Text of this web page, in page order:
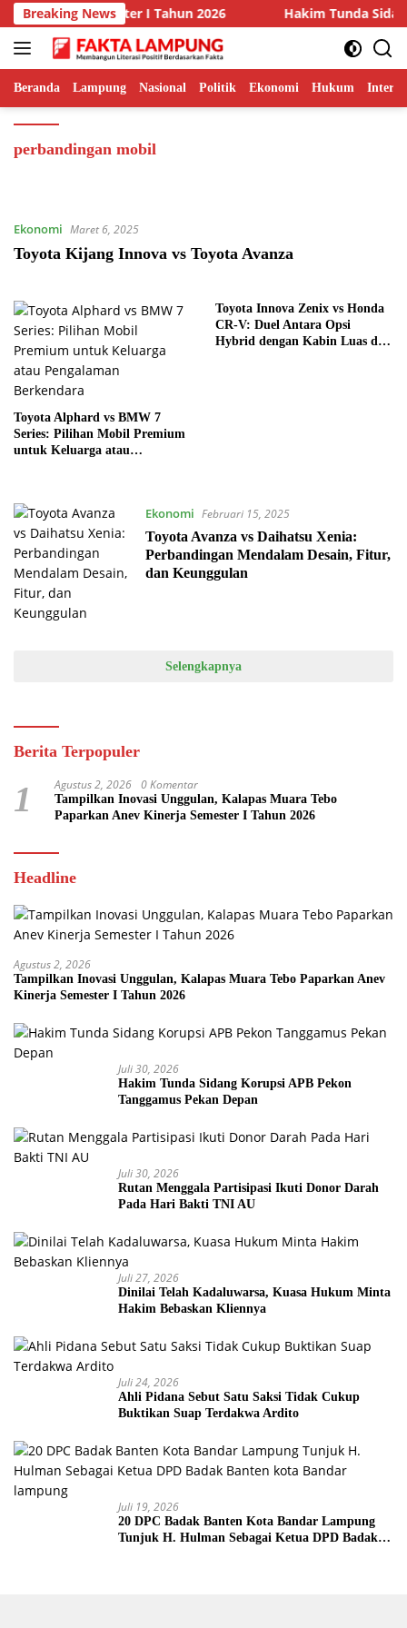
Langsung
ke
konten
Breaking News
Kinerja Semester I Tahun 2026 Hakim Tunda
Beranda Lampung Nasional Politik Ekonomi Hukum
perbandingan mobil
Ekonomi Maret 6, 2025
Toyota Kijang Innova vs Toyota Avanza
Toyota Alphard vs BMW 7
Series: Pilihan Mobil Premium
untuk Keluarga atau
Toyota Innova Zenix vs Honda
CR-V: Duel Antara Opsi
Hybrid dengan Kabin Luas dan
Ekonomi Februari 15, 2025
Toyota Avanza vs Daihatsu Xenia:
Perbandingan Mendalam Desain, Fitur,
dan Keunggulan
Selengkapnya
Berita Terpopuler
1 Agustus 2, 2026 0 Komentar
Tampilkan Inovasi Unggulan, Kalapas Muara Tebo
Paparkan Anev Kinerja Semester I Tahun 2026
Headline
Agustus 2, 2026
Tampilkan Inovasi Unggulan, Kalapas Muara Tebo Paparkan Anev
Kinerja Semester I Tahun 2026
Juli 30, 2026
Hakim Tunda Sidang Korupsi APB Pekon
Tanggamus Pekan Depan
Juli 30, 2026
Rutan Menggala Partisipasi Ikuti Donor Darah
Pada Hari Bakti TNI AU
Juli 27, 2026
Dinilai Telah Kadaluwarsa, Kuasa Hukum Minta
Hakim Bebaskan Kliennya
Juli 24, 2026
Ahli Pidana Sebut Satu Saksi Tidak Cukup
Buktikan Suap Terdakwa Ardito
Juli 19, 2026
20 DPC Badak Banten Kota Bandar Lampung
Tunjuk H. Hulman Sebagai Ketua DPD Badak